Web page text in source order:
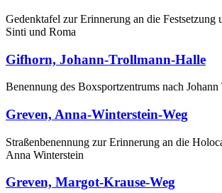
Gedenktafel zur Erinnerung an die Festsetzung
Sinti und Roma
Gifhorn, Johann-Trollmann-Halle
Benennung des Boxsportzentrums nach
Greven, Anna-Winterstein-Weg
Straßenbenennung zur Erinnerung an die
Anna Winterstein
Greven, Margot-Krause-Weg